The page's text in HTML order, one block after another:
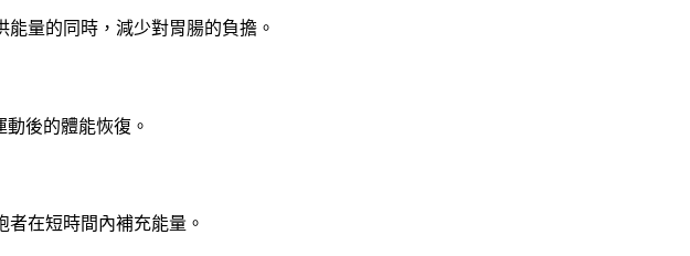
量的同時，減少對胃腸的負擔。
後的體能恢復。
在短時間內補充能量。